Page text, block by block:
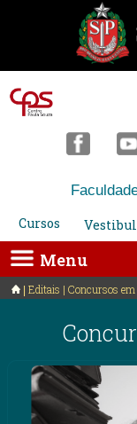
Cursos
Menu
Editais | Concursos